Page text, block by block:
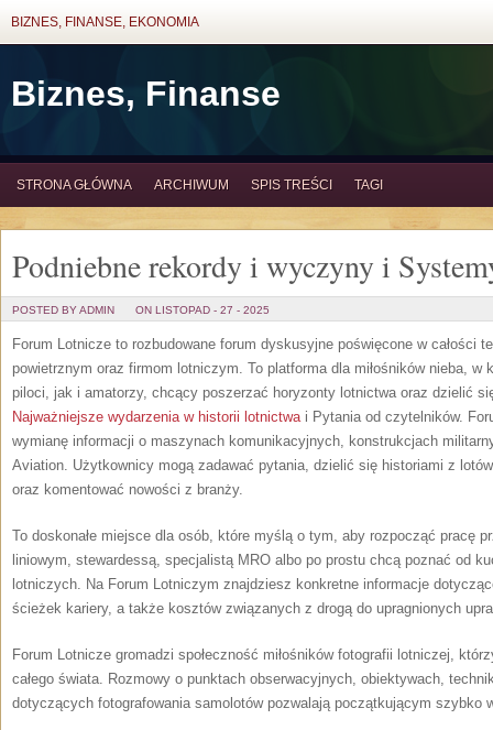
BIZNES, FINANSE, EKONOMIA
Biznes, Finanse
STRONA GŁÓWNA ARCHIWUM SPIS TREŚCI TAGI
Podniebne rekordy i wyczyny i
POSTED BY ADMIN ON LISTOPAD - 27 - 2025
Forum Lotnicze to rozbudowane forum dyskusyjne poświęcone w całości
powietrznym oraz firmom lotniczym. To platforma dla miłośników nieba, w
piloci, jak i amatorzy, chcący poszerzać horyzonty lotnictwa oraz dzielić
Najważniejsze wydarzenia w historii lotnictwai Pytania od czytelników.
wymianę informacji o maszynach komunikacyjnych, konstrukcjach
Aviation. Użytkownicy mogą zadawać pytania, dzielić się historiami z
oraz komentować nowości z branży.
To doskonałe miejsce dla osób, które myślą o tym, aby rozpocząć pracę
liniowym, stewardessą, specjalistą MRO albo po prostu chcą poznać od
lotniczych. Na Forum Lotniczym znajdziesz konkretne informacje
ścieżek kariery, a także kosztów związanych z drogą do upragnionych
Forum Lotnicze gromadzi społeczność miłośników fotografii lotniczej,
całego świata. Rozmowy o punktach obserwacyjnych, obiektywach,
dotyczących fotografowania samolotów pozwalają początkującym szybko